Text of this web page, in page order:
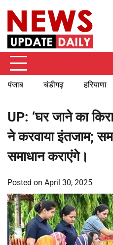
content
पंजाब चंडीगढ़ हरियाणा
UP: ‘घर जाने का
ने करवाया इंतजाम;
समाधान कराएंगे।
Posted on April 30, 2025